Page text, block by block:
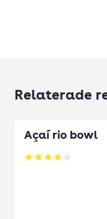
Relaterade
Açaí rio bowl
Betyg: 4 av 5